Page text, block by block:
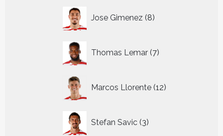
Jose Gimenez 8
producten
Thomas Lemar 7
producten
Marcos Llorente 12
producten
Stefan Savic 3
producten